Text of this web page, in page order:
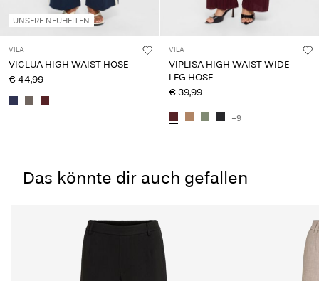
UNSERE NEUHEITEN
VILA
VICLUA HIGH WAIST HOSE
€ 44,99
Das könnte dir auch gefallen
VILA
VIPLISA HIGH WAIST WIDE
LEG HOSE
€ 39,99
+9